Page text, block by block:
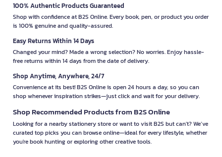
100% Authentic Products Guaranteed
Shop with confidence at B2S Online. Every book, pen, or product you order
is 100% genuine and quality-assured.
Easy Returns Within 14 Days
Changed your mind? Made a wrong selection? No worries. Enjoy hassle-
free returns within 14 days from the date of delivery.
Shop Anytime, Anywhere, 24/7
Convenience at its best! B2S Online is open 24 hours a day, so you can
shop whenever inspiration strikes—just click and wait for your delivery.
Shop Recommended Products from B2S Online
Looking for a nearby stationery store or want to visit B2S but can't? We’ve
curated top picks you can browse online—ideal for every lifestyle, whether
you're book hunting or exploring other creative tools.